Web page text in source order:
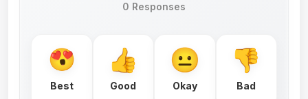
0 Responses
Best Good Okay Bad